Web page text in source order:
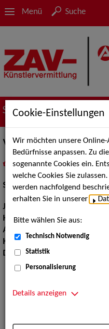
Menü Suche
Suche nach
Vincent Louis
inMeine Merklistelegen
Schauspiel:Bühne
Jahrgang:
Haarfarbe:braun
Augenfarbe:
Körpergröße:
Dialekte:Berlinerisch,
Cookie-Einstellungen
Wir möchten unsere
Bedürfnisse anpassen. Zu
sogenannte Cookies ein.
welche Cookies Sie
werden nachfolgend
erhalten Sie in unserer
Bitte wählen Sie aus:
Technisch Notwendig
Statistik
Personalisierung
Details anzeigen